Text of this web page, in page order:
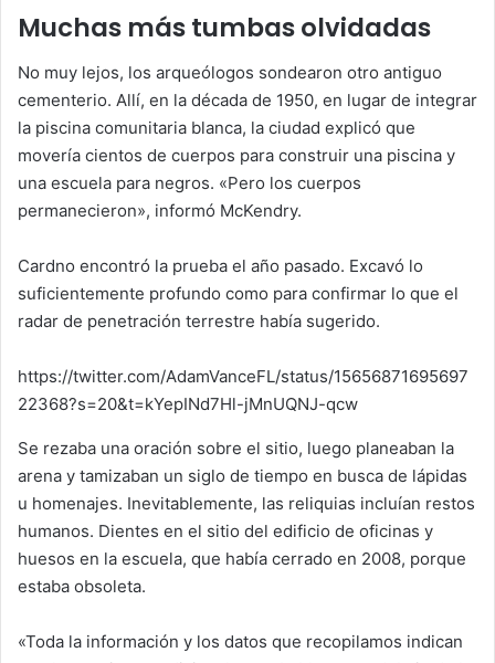
Muchas más tumbas olvidadas
No muy lejos, los arqueólogos sondearon otro antiguo
cementerio. Allí, en la década de 1950, en lugar de integrar
la piscina comunitaria blanca, la ciudad explicó que
movería cientos de cuerpos para construir una piscina y
una escuela para negros. «Pero los cuerpos
permanecieron», informó McKendry.
Cardno encontró la prueba el año pasado. Excavó lo
suficientemente profundo como para confirmar lo que el
radar de penetración terrestre había sugerido.
https://twitter.com/AdamVanceFL/status/15656871695697
22368?s=20&t=kYepINd7Hl-jMnUQNJ-qcw
Se rezaba una oración sobre el sitio, luego planeaban la
arena y tamizaban un siglo de tiempo en busca de lápidas
u homenajes. Inevitablemente, las reliquias incluían restos
humanos. Dientes en el sitio del edificio de oficinas y
huesos en la escuela, que había cerrado en 2008, porque
estaba obsoleta.
«Toda la información y los datos que recopilamos indican